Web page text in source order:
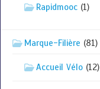
Rapidmooc (1)
Marque-Filière (81)
Accueil Vélo (12)